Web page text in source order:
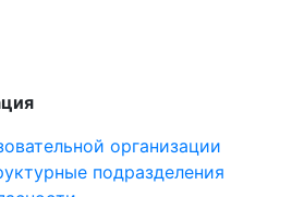
организации
подразделения